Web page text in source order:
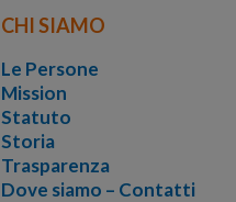
CHI SIAMO
Le Persone
Mission
Statuto
Storia
Trasparenza
Dove siamo – Contatti